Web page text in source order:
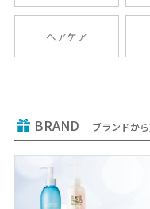
ヘアケア
BRAND ブランドか